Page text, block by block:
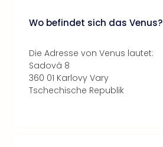
Wo befindet sich das Venus?
Die Adresse von Venus lautet:
Sadová 8
360 01 Karlovy Vary
Tschechische Republik